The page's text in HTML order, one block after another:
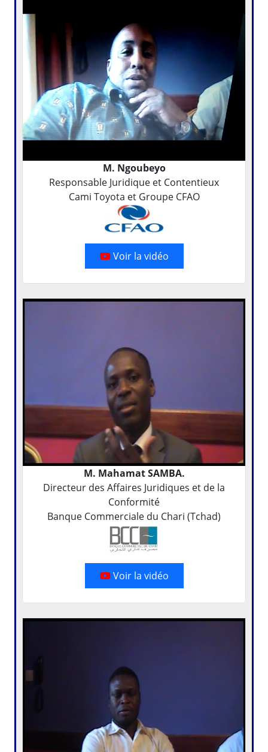
M. Ngoubeyo
Responsable Juridique et Contentieux
Cami Toyota et Groupe CFAO
Voir la vidéo
M. Mahamat SAMBA.
Directeur des Affaires Juridiques et de la
Conformité
Banque Commerciale du Chari (Tchad)
Voir la vidéo